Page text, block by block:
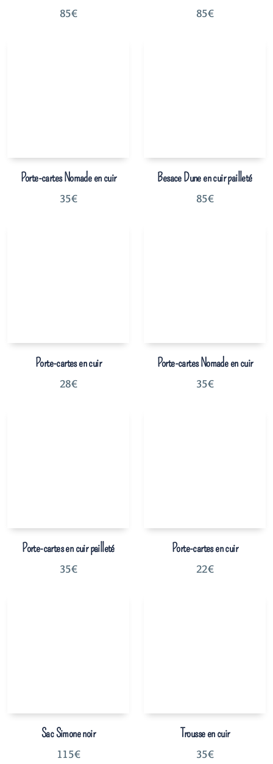
85€ 85€
Porte-cartes Nomade en cuir
35€
Besace Dune en cuir pailleté
85€
Porte-cartes en cuir
28€
Porte-cartes Nomade en cuir
35€
Porte-cartes en cuir pailleté
35€
Porte-cartes en cuir
22€
Sac Simone noir
115€
Trousse en cuir
35€